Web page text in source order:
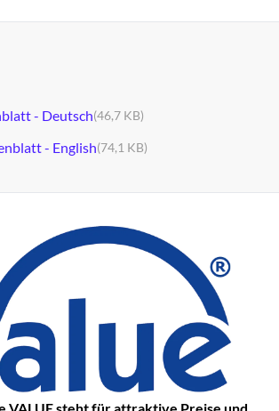
- Deutsch(46,7 KB)
- English(74,1 KB)
VALUE steht für attraktive Preise und